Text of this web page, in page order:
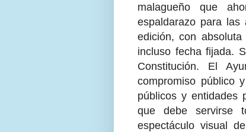
malagueño que
espaldarazo para las
edición, con
incluso fecha fijada.
Constitución. El
compromiso público
públicos y entidades
que debe servirse
espectáculo visual